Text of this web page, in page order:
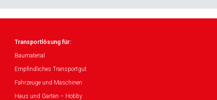
Transportlösung für:
Baumaterial
Empfindliches Transportgut
Fahrzeuge und Maschinen
Haus und Garten – Hobby